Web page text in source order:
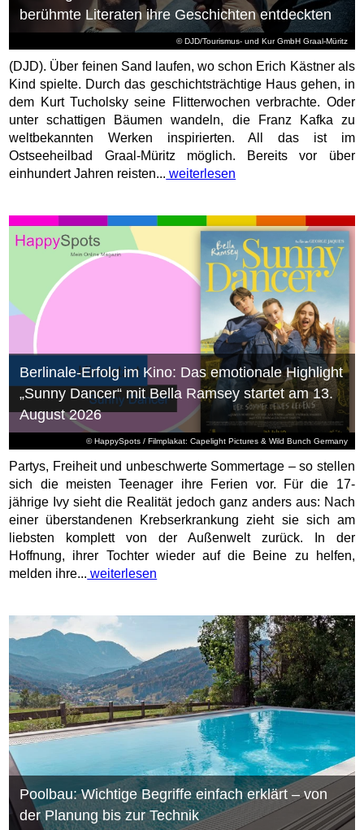
© DJD/Tourismus- und Kur GmbH Graal-Müritz
berühmte Literaten ihre Geschichten entdeckten
(DJD). Über feinen Sand laufen, wo schon Erich Kästner als
Kind spielte. Durch das geschichtsträchtige Haus gehen, in
dem Kurt Tucholsky seine Flitterwochen verbrachte. Oder
unter schattigen Bäumen wandeln, die Franz Kafka zu
weltbekannten Werken inspirierten. All das ist im
Ostseeheilbad Graal-Müritz möglich. Bereits vor über
einhundert Jahren reisten... weiterlesen
© HappySpots / Filmplakat: Capelight Pictures & Wild Bunch Germany
Berlinale-Erfolg im Kino: Das emotionale Highlight
„Sunny Dancer“ mit Bella Ramsey startet am 13.
August 2026
Partys, Freiheit und unbeschwerte Sommertage – so stellen
sich die meisten Teenager ihre Ferien vor. Für die 17-
jährige Ivy sieht die Realität jedoch ganz anders aus: Nach
einer überstandenen Krebserkrankung zieht sie sich am
liebsten komplett von der Außenwelt zurück. In der
Hoffnung, ihrer Tochter wieder auf die Beine zu helfen,
melden ihre... weiterlesen
Poolbau: Wichtige Begriffe einfach erklärt – von
der Planung bis zur Technik